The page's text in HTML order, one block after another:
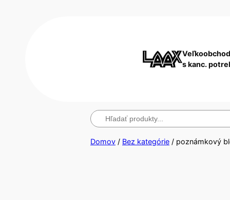
s kanc.
Hľadanie
Domov / Bez kategórie / poznámkový